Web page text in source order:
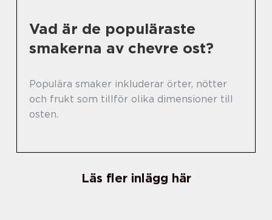
Vad är de populäraste
smakerna av chevre ost?
Populära smaker inkluderar örter, nötter
och frukt som tillför olika dimensioner till
osten.
Läs fler inlägg här